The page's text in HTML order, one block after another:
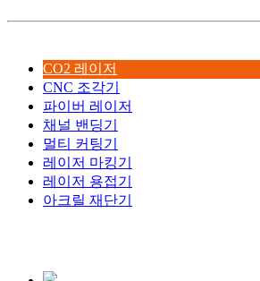
CO2 레이저
CNC 조각기
파이버 레이저
채널 밴딩기
멀티 커팅기
레이저 마킹기
레이저 용접기
아크릴 재단기